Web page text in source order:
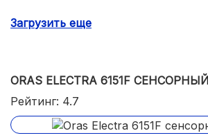
Загрузить еще
ORAS ELECTRA 6151F
Рейтинг: 4.7